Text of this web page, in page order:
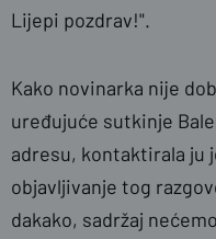
Lijepi pozdrav!".
Kako novinarka nije
uređujuće sutkinje
adresu, kontaktirala ju
objavljivanje tog
dakako, sadržaj